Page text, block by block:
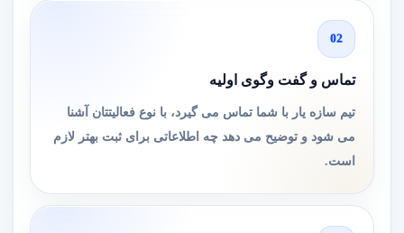
02
تماس و گفت وگوی اولیه
تیم سازه یار با شما تماس می گیرد، با نوع فعالیتتان آشنا
می شود و توضیح می دهد چه اطلاعاتی برای ثبت بهتر لازم
است.